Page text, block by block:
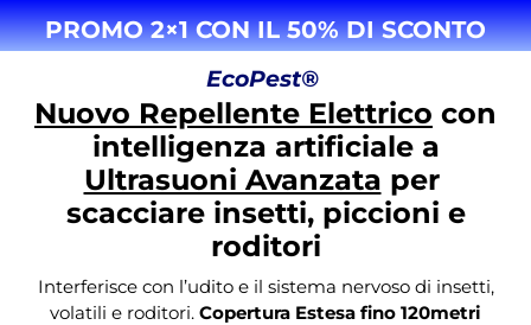
PROMO 2×1 CON IL 50% DI SCONTO
EcoPest®
Nuovo Repellente Elettrico con
intelligenza artificiale a
Ultrasuoni Avanzata per
scacciare insetti, piccioni e
roditori
Interferisce con l’udito e il sistema nervoso di insetti,
volatili e roditori. Copertura Estesa fino 120metri